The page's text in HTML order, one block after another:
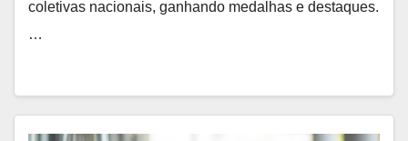
coletivas nacionais, ganhando medalhas e destaques.
…